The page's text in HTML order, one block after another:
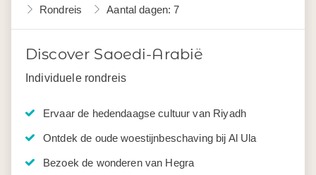
Rondreis Aantal dagen: 7
Discover Saoedi-Arabië
Individuele rondreis
Ervaar de hedendaagse cultuur van Riyadh
Ontdek de oude woestijnbeschaving bij Al Ula
Bezoek de wonderen van Hegra